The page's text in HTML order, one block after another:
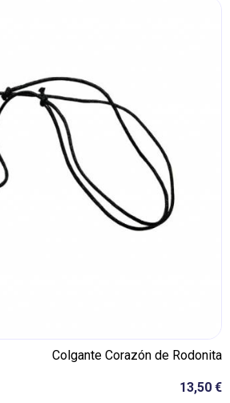
Colgante Corazón de Rodonita
13,50 €